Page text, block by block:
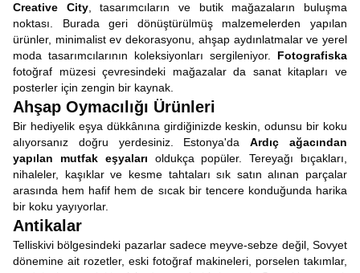
Creative City, tasarımcıların ve butik mağazaların buluşma
noktası. Burada geri dönüştürülmüş malzemelerden yapılan
ürünler, minimalist ev dekorasyonu, ahşap aydınlatmalar ve yerel
moda tasarımcılarının koleksiyonları sergileniyor. Fotografiska
fotoğraf müzesi çevresindeki mağazalar da sanat kitapları ve
posterler için zengin bir kaynak.
Ahşap Oymacılığı Ürünleri
Bir hediyelik eşya dükkânına girdiğinizde keskin, odunsu bir koku
alıyorsanız doğru yerdesiniz. Estonya'daArdıç ağacından
yapılan mutfak eşyaları oldukça popüler. Tereyağı bıçakları,
nihaleler, kaşıklar ve kesme tahtaları sık satın alınan parçalar
arasında hem hafif hem de sıcak bir tencere konduğunda harika
bir koku yayıyorlar.
Antikalar
Telliskivi bölgesindeki pazarlar sadece meyve-sebze değil, Sovyet
dönemine ait rozetler, eski fotoğraf makineleri, porselen takımlar,